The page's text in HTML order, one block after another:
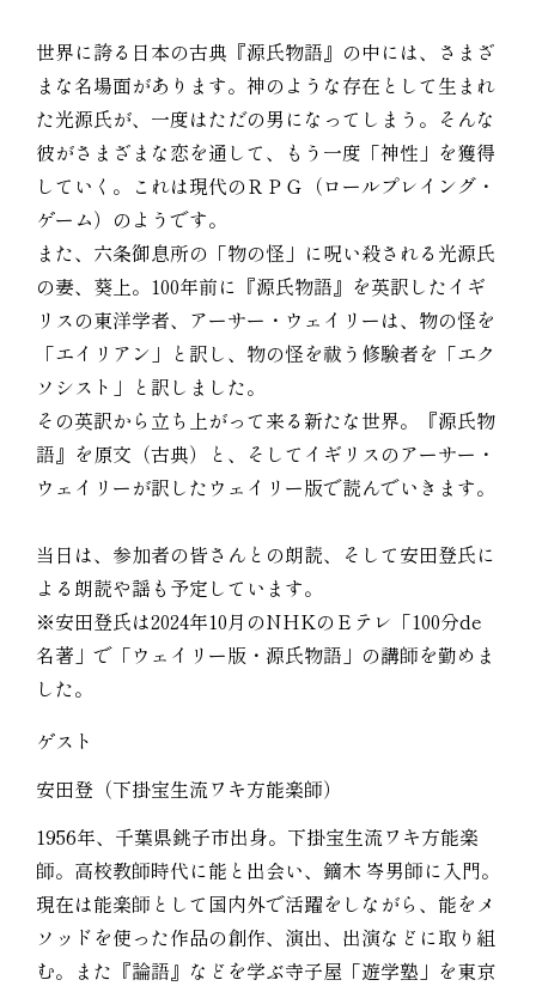
世界に誇る日本の古典『源氏物語』の中には、さまざ
まな名場面があります。神のような存在として生まれ
た光源氏が、一度はただの男になってしまう。そんな
彼がさまざまな恋を通して、もう一度「神性」を獲得
していく。これは現代のＲＰＧ（ロールプレイング・
ゲーム）のようです。
また、六条御息所の「物の怪」に呪い殺される光源氏
の妻、葵上。100年前に『源氏物語』を英訳したイギ
リスの東洋学者、アーサー・ウェイリーは、物の怪を
「エイリアン」と訳し、物の怪を祓う修験者を「エク
ソシスト」と訳しました。
その英訳から立ち上がって来る新たな世界。『源氏物
語』を原文（古典）と、そしてイギリスのアーサー・
ウェイリーが訳したウェイリー版で読んでいきます。
当日は、参加者の皆さんとの朗読、そして安田登氏に
よる朗読や謡も予定しています。
※安田登氏は2024年10月のNHKのＥテレ「100分de
名著」で「ウェイリー版・源氏物語」の講師を勤めま
した。
ゲスト
安田登（下掛宝生流ワキ方能楽師）
1956年、千葉県銚子市出身。下掛宝生流ワキ方能楽
師。高校教師時代に能と出会い、鏑木 岑男師に入門。
現在は能楽師として国内外で活躍をしながら、能をメ
ソッドを使った作品の創作、演出、出演などに取り組
む。また『論語』などを学ぶ寺子屋「遊学塾」を東京